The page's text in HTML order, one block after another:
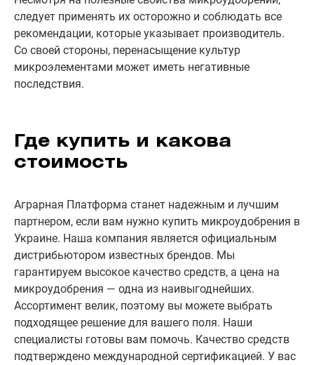
следует применять их осторожно и соблюдать все
рекомендации, которые указывает производитель.
Со своей стороны, перенасыщение культур
микроэлементами может иметь негативные
последствия.
Где купить и какова
стоимость
Аграрная Платформа станет надежным и лучшим
партнером, если вам нужно купить микроудобрения в
Украине. Наша компания является официальным
дистрибьютором известных брендов. Мы
гарантируем высокое качество средств, а цена на
микроудобрения — одна из наивыгоднейших.
Ассортимент велик, поэтому вы можете выбрать
подходящее решение для вашего поля. Наши
специалисты готовы вам помочь. Качество средств
подтверждено международной сертификацией. У вас